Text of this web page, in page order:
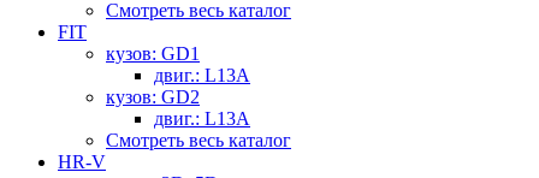
Смотреть весь каталог
FIT
кузов: GD1
двиг.: L13A
кузов: GD2
двиг.: L13A
Смотреть весь каталог
HR-V